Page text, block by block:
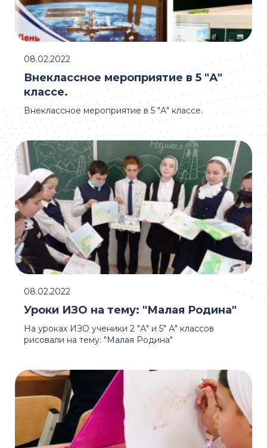
Внеклассное мероприятие в 5 "А" классе.
Внеклассное мероприятие в 5 "А"
классе.
08.02.2022
На уроках ИЗО ученики 2 "А" и 5" А" классов
рисовали на тему: "Малая Родина"
Уроки ИЗО на тему: "Малая Родина"
08.02.2022